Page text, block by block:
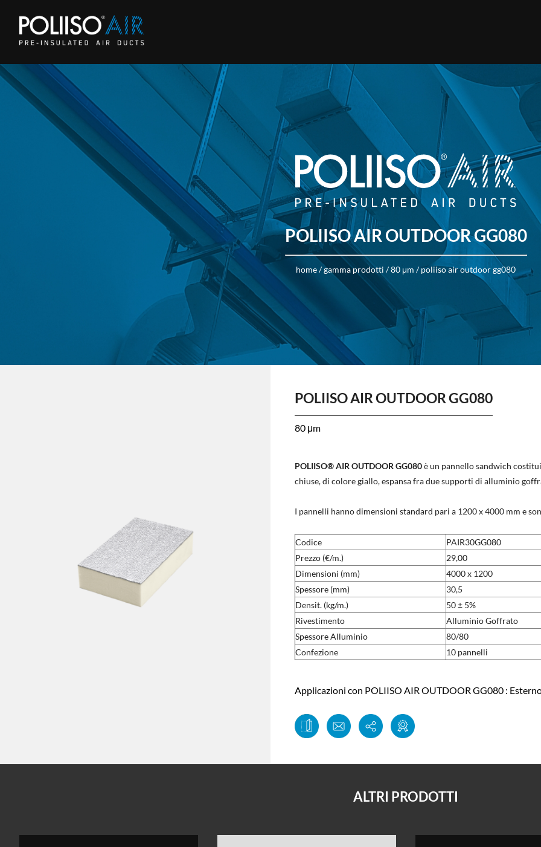
AZIENDA
POLIISO AIR OUTDOOR GG080
home/gamma prodotti /80 μm /poliiso air outdoor gg080
POLIISO AIR OUTDOOR GG080
80 μm
POLIISO® AIR OUTDOOR GG080è un pannello sandwich
chiuse, di colore giallo, espansa fra due supporti di alluminio
I pannelli hanno dimensioni standard pari a 1200 x 4000 mm e
Codice
PAIR30GG080
Prezzo (€/m.)
29,00
Dimensioni (mm)
4000 x 1200
Spessore (mm)
30,5
Densit. (kg/m.)
50 ± 5%
Rivestimento
Alluminio Goffrato
Spessore Alluminio
80/80
Confezione
10 pannelli
Applicazioni con POLIISO AIR OUTDOOR GG080 :
ALTRI PRODOTTI